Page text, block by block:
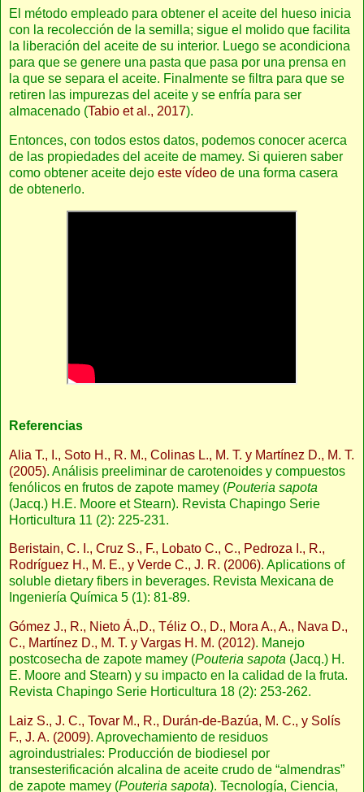
El método empleado para obtener el aceite del hueso inicia
con la recolección de la semilla; sigue el molido que facilita
la liberación del aceite de su interior. Luego se acondiciona
para que se genere una pasta que pasa por una prensa en
la que se separa el aceite. Finalmente se filtra para que se
retiren las impurezas del aceite y se enfría para ser
almacenado (Tabio et al., 2017).
Entonces, con todos estos datos, podemos conocer acerca
de las propiedades del aceite de mamey. Si quieren saber
como obtener aceite dejo este vídeo de una forma casera
de obtenerlo.
Referencias
Alia T., I., Soto H., R. M., Colinas L., M. T. y Martínez D., M. T.
(2005). Análisis preeliminar de carotenoides y compuestos
fenólicos en frutos de zapote mamey (Pouteria sapota
(Jacq.) H.E. Moore et Stearn). Revista Chapingo Serie
Horticultura 11 (2): 225-231.
Beristain, C. I., Cruz S., F., Lobato C., C., Pedroza I., R.,
Rodríguez H., M. E., y Verde C., J. R. (2006). Aplications of
soluble dietary fibers in beverages. Revista Mexicana de
Ingeniería Química 5 (1): 81-89.
Gómez J., R., Nieto Á.,D., Téliz O., D., Mora A., A., Nava D.,
C., Martínez D., M. T. y Vargas H. M. (2012). Manejo
postcosecha de zapote mamey (Pouteria sapota (Jacq.) H.
E. Moore and Stearn) y su impacto en la calidad de la fruta.
Revista Chapingo Serie Horticultura 18 (2): 253-262.
Laiz S., J. C., Tovar M., R., Durán-de-Bazúa, M. C., y Solís
F., J. A. (2009). Aprovechamiento de residuos
agroindustriales: Producción de biodiesel por
transesterificación alcalina de aceite crudo de “almendras”
de zapote mamey (Pouteria sapota). Tecnología, Ciencia,